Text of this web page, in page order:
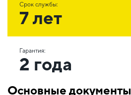
Срок службы:
7 лет
Гарантия:
2 года
Основные документы